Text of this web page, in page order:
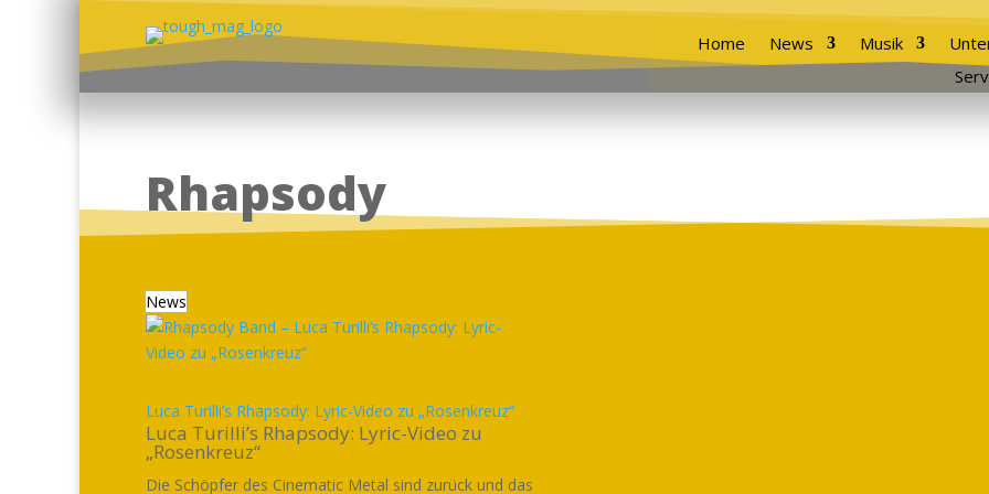
Home News Musik
Rhapsody
News
Luca Turilli’s Rhapsody: Lyric-Video zu „Rosenkreuz“
Luca Turilli’s Rhapsody: Lyric-Video zu
„Rosenkreuz“
Die Schöpfer des Cinematic Metal sind zurück und das